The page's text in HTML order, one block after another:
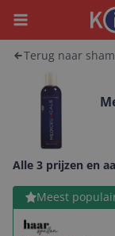
Menu
Terug naar
Alle 3 prijzen en
Meest
Bekijk product